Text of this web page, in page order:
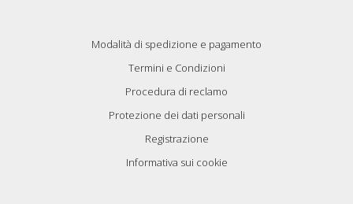
Modalità di spedizione e pagamento
Termini e Condizioni
Procedura di reclamo
Protezione dei dati personali
Registrazione
Informativa sui cookie